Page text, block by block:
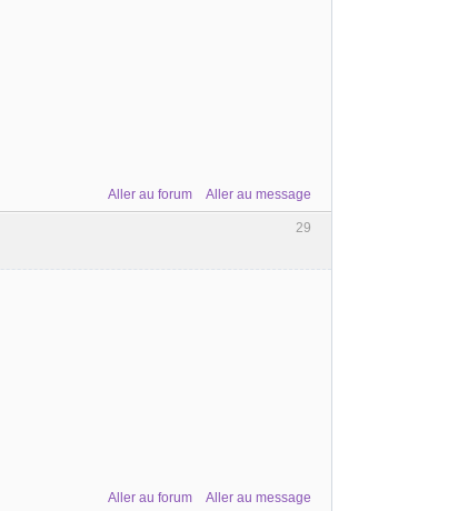
Aller au forum Aller au message
29
Aller au forum Aller au message